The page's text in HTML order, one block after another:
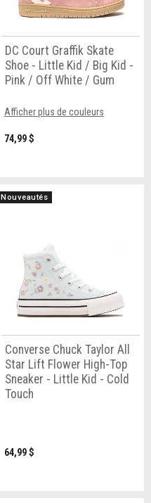
DC Court Graffik Skate
Shoe - Little Kid / Big Kid -
Pink / Off White / Gum
Afficher plus de couleurs
74,99 $
Nouveautés
Converse Chuck Taylor All
Star Lift Flower High-Top
Sneaker - Little Kid - Cold
Touch
64,99 $